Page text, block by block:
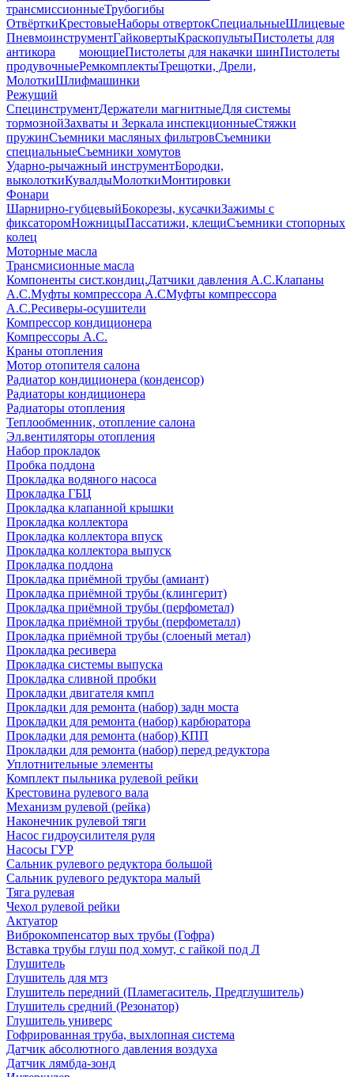
трансмиссионныеТрубогибы
ОтвёрткиКрестовыеНаборы отвертокСпециальныеШлицевые
ПневмоинструментГайковертыКраскопультыПистолеты для
антикора
моющиеПистолеты для накачки шинПистолеты
продувочныеРемкомплектыТрещотки, Дрели,
МолоткиШлифмашинки
Режущий
СпецинструментДержатели магнитныеДля системы
тормознойЗахваты и Зеркала инспекционныеСтяжки
пружинСъемники масляных фильтровСъемники
специальныеСъемники хомутов
Ударно-рычажный инструментБородки,
выколоткиКувалдыМолоткиМонтировки
Фонари
Шарнирно-губцевыйБокорезы, кусачкиЗажимы с
фиксаторомНожницыПассатижи, клещиСъемники стопорных
колец
Моторные масла
Трансмисионные масла
Компоненты сист.кондиц.Датчики давления А.С.Клапаны
А.С.Муфты компрессора А.СМуфты компрессора
А.С.Ресиверы-осушители
Компрессор кондиционера
Компрессоры А.С.
Краны отопления
Мотор отопителя салона
Радиатор кондиционера (конденсор)
Радиаторы кондиционера
Радиаторы отопления
Теплообменник, отопление салона
Эл.вентиляторы отопления
Набор прокладок
Пробка поддона
Прокладка водяного насоса
Прокладка ГБЦ
Прокладка клапанной крышки
Прокладка коллектора
Прокладка коллектора впуск
Прокладка коллектора выпуск
Прокладка поддона
Прокладка приёмной трубы (амиант)
Прокладка приёмной трубы (клингерит)
Прокладка приёмной трубы (перфометал)
Прокладка приёмной трубы (перфометалл)
Прокладка приёмной трубы (слоеный метал)
Прокладка ресивера
Прокладка системы выпуска
Прокладка сливной пробки
Прокладки двигателя кмпл
Прокладки для ремонта (набор) задн моста
Прокладки для ремонта (набор) карбюратора
Прокладки для ремонта (набор) КПП
Прокладки для ремонта (набор) перед редуктора
Уплотнительные элементы
Комплект пыльника рулевой рейки
Крестовина рулевого вала
Механизм рулевой (рейка)
Наконечник рулевой тяги
Насос гидроусилителя руля
Насосы ГУР
Сальник рулевого редуктора большой
Сальник рулевого редуктора малый
Тяга рулевая
Чехол рулевой рейки
Актуатор
Виброкомпенсатор вых трубы (Гофра)
Вставка трубы глуш под хомут, с гайкой под Л
Глушитель
Глушитель для мтз
Глушитель передний (Пламегаситель, Предглушитель)
Глушитель средний (Резонатор)
Глушитель универс
Гофрированная труба, выхлопная система
Датчик абсолютного давления воздуха
Датчик лямбда-зонд